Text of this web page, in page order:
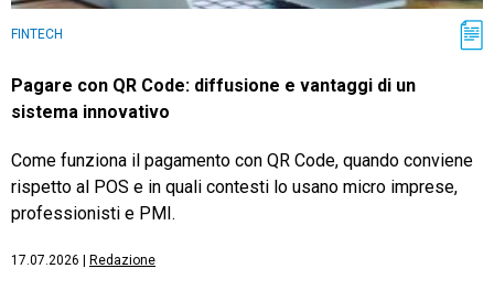
FINTECH
Pagare con QR Code: diffusione e vantaggi di un
sistema innovativo
Come funziona il pagamento con QR Code, quando conviene
rispetto al POS e in quali contesti lo usano micro imprese,
professionisti e PMI.
17.07.2026 | Redazione